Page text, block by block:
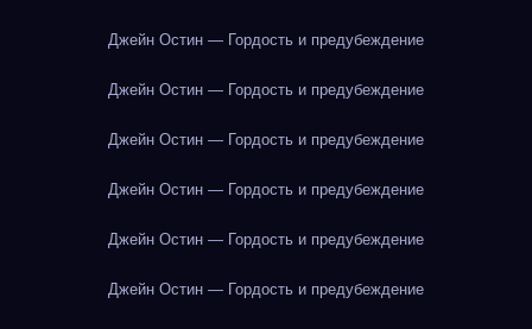
Джейн Остин — Гордость и предубеждение
Джейн Остин — Гордость и предубеждение
Джейн Остин — Гордость и предубеждение
Джейн Остин — Гордость и предубеждение
Джейн Остин — Гордость и предубеждение
Джейн Остин — Гордость и предубеждение